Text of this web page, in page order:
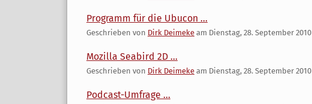
Programm für die Ubucon ...
Geschrieben von Dirk Deimeke am Dienstag, 28. September 2010
Mozilla Seabird 2D ...
Geschrieben von Dirk Deimeke am Dienstag, 28. September 2010
Podcast-Umfrage ...